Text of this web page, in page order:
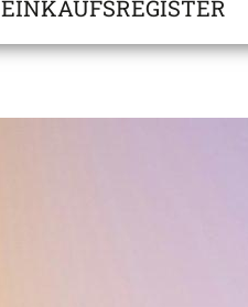
EINKAUFSREGISTER